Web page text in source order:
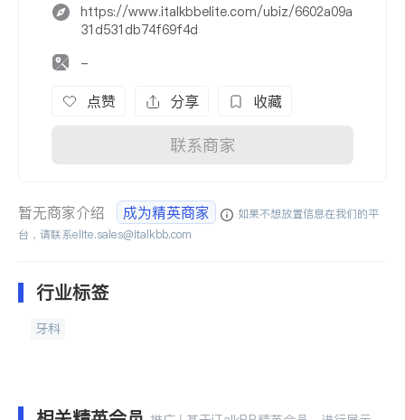
https://www.italkbbelite.com/ubiz/6602a09a
31d531db74f69f4d
-
点赞 分享 收藏
联系商家
暂无商家介绍 成为精英商家
如果不想放置信息在我们的平
台，请联系elite.sales@italkbb.com
行业标签
牙科